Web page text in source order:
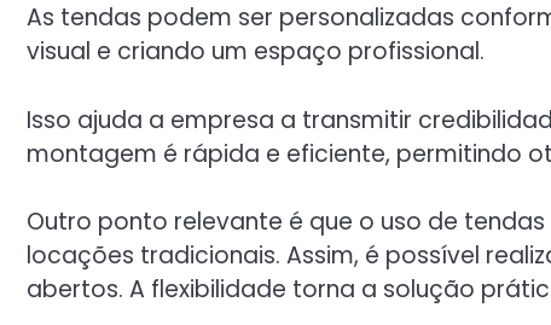
As tendas podem ser personalizadas
visual e criando um espaço profissional.
Isso ajuda a empresa a transmitir
montagem é rápida e eficiente, permitindo
Outro ponto relevante é que o uso de
locações tradicionais. Assim, é possível
abertos. A flexibilidade torna a solução